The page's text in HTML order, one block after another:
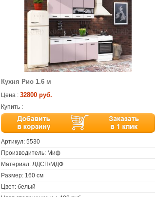
Кухня Рио 1.6 м
Цена : 32800 руб.
Купить :
Артикул: 5530
Производитель: Миф
Материал: ЛДСП/МДФ
Размер: 160 см
Цвет: белый